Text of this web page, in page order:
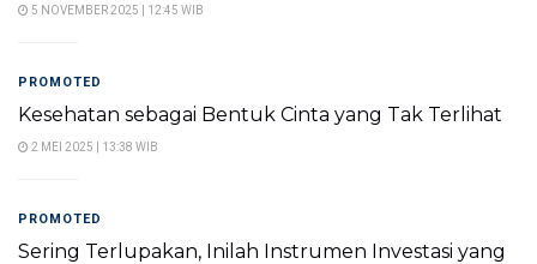
5 NOVEMBER 2025 | 12:45 WIB
PROMOTED
Kesehatan sebagai Bentuk Cinta yang Tak Terlihat
2 MEI 2025 | 13:38 WIB
PROMOTED
Sering Terlupakan, Inilah Instrumen Investasi yang